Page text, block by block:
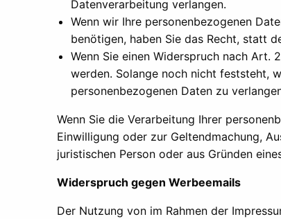
Datenverarbeitung verlangen.
Wenn wir Ihre personenbezogenen
benötigen, haben Sie das Recht, statt
Wenn Sie einen Widerspruch nach Art.
werden. Solange noch nicht feststeht,
personenbezogenen Daten zu
Wenn Sie die Verarbeitung Ihrer
Einwilligung oder zur Geltendmachung,
juristischen Person oder aus Gründen
Widerspruch gegen Werbeemails
Der Nutzung von im Rahmen der